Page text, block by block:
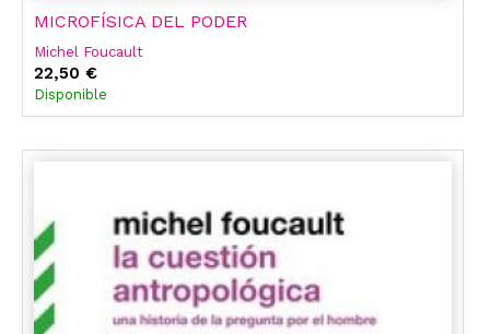
MICROFÍSICA DEL PODER
Michel Foucault
22,50 €
Disponible